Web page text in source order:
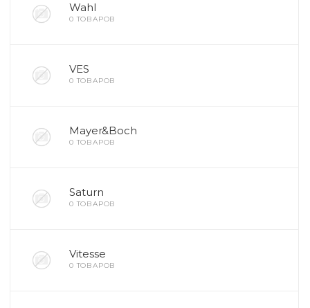
Wahl
0 ТОВАРОВ
VES
0 ТОВАРОВ
Mayer&Boch
0 ТОВАРОВ
Saturn
0 ТОВАРОВ
Vitesse
0 ТОВАРОВ